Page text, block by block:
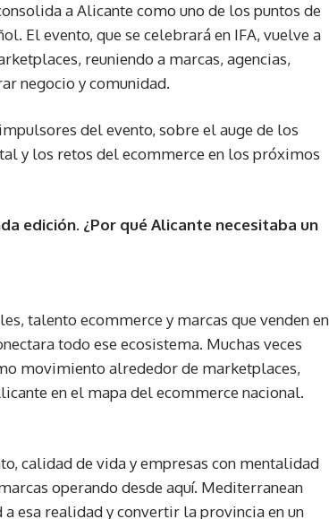
a Alicante como uno de los puntos de
El evento, que se celebrará en IFA, vuelve a
reuniendo a marcas, agencias,
negocio y comunidad.
del evento, sobre el auge de los
y los retos del ecommerce en los próximos
edición. ¿Por qué Alicante necesitaba un
talento ecommerce y marcas que venden en
todo ese ecosistema. Muchas veces
movimiento alrededor de marketplaces,
en el mapa del ecommerce nacional.
calidad de vida y empresas con mentalidad
operando desde aquí. Mediterranean
esa realidad y convertir la provincia en un